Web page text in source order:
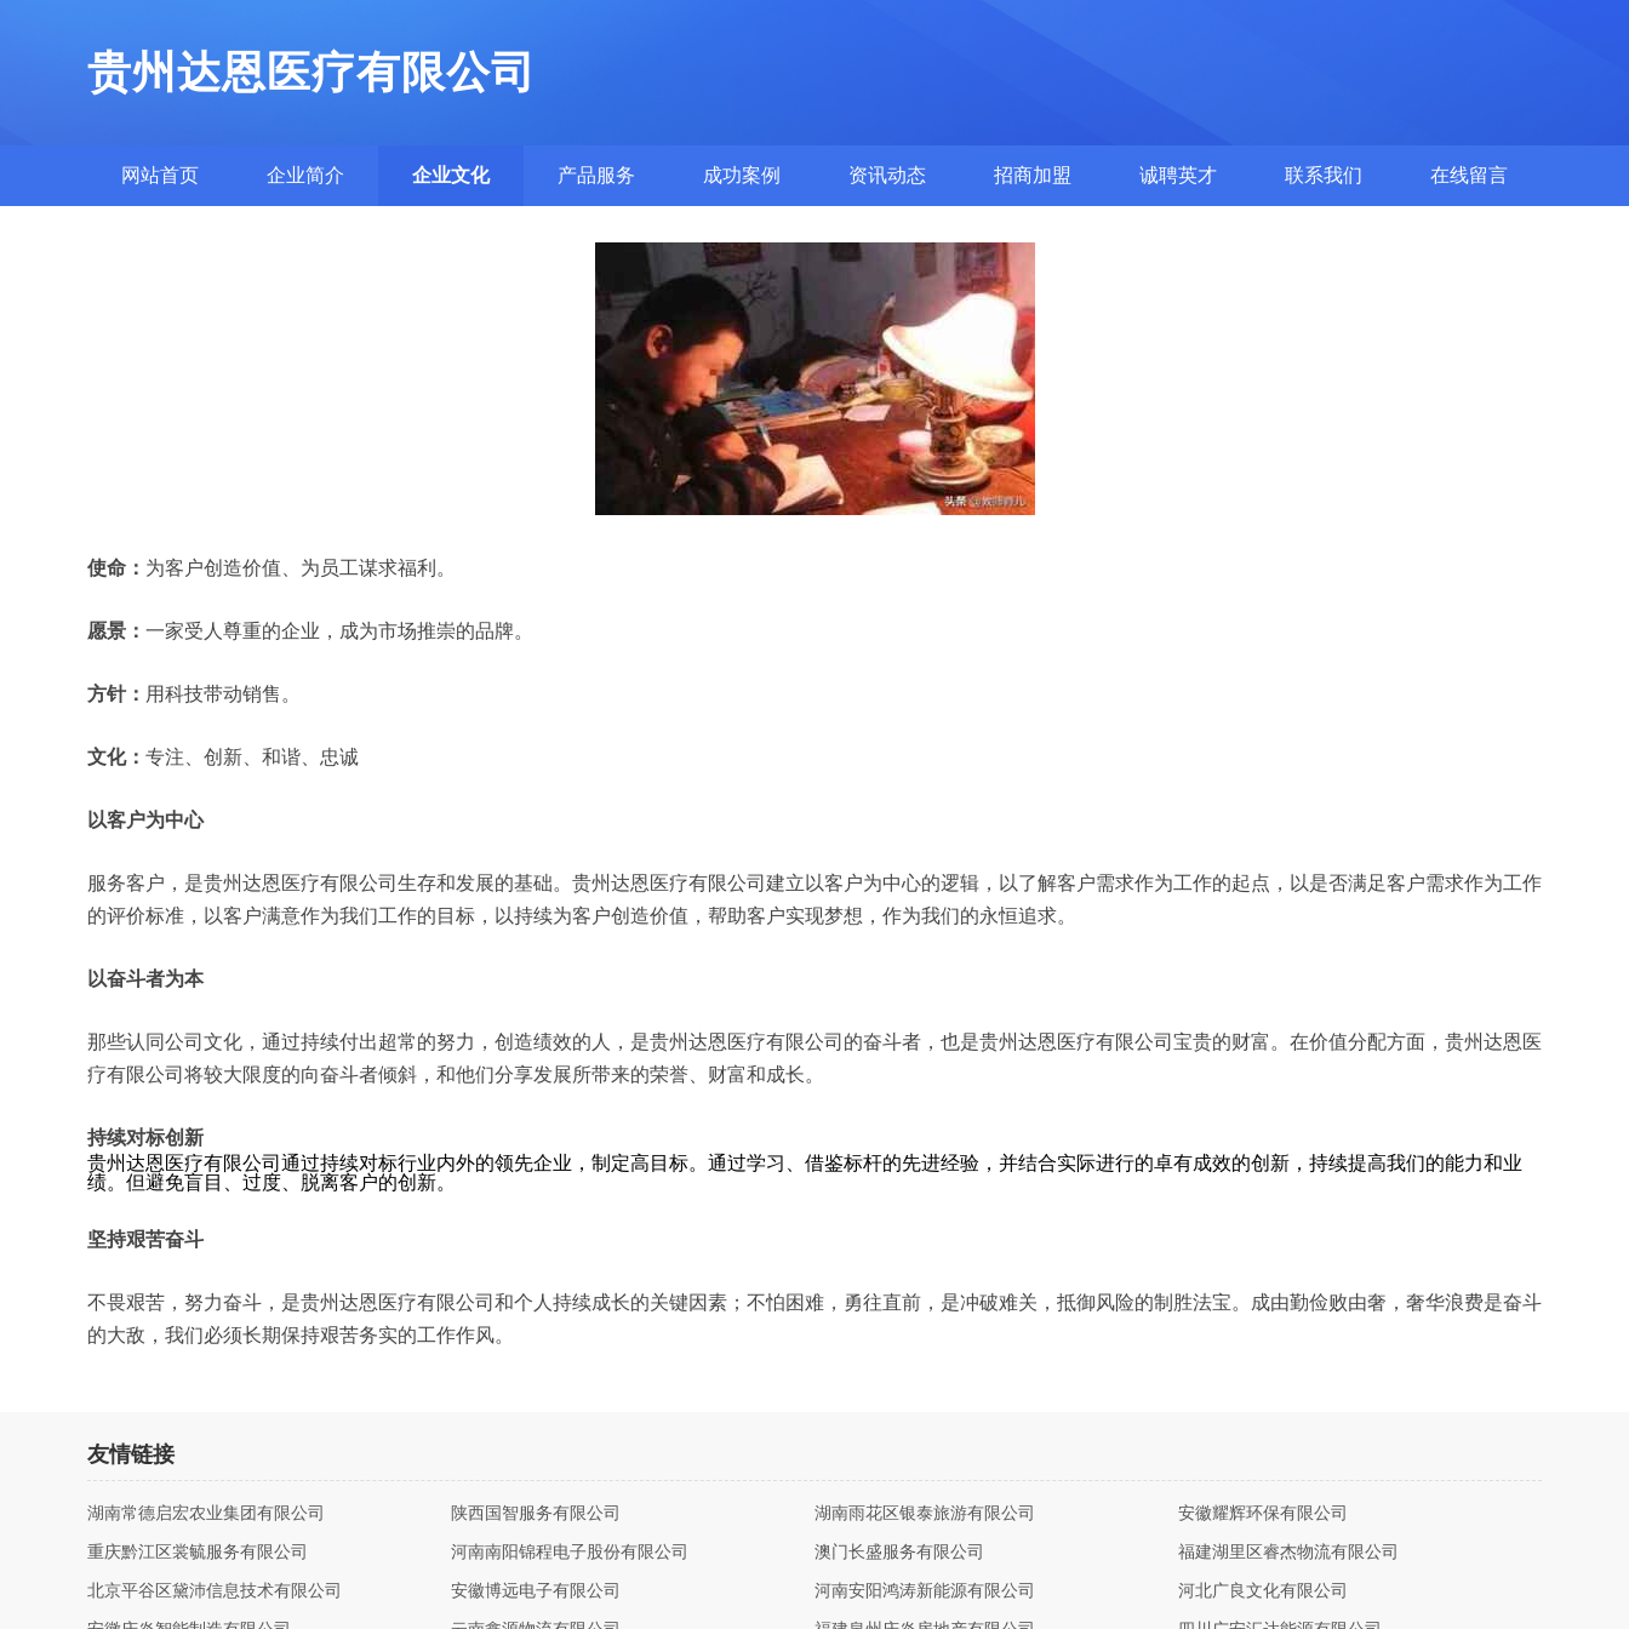
贵州达恩医疗有限公司
网站首页 企业简介 企业文化 产品服务 成功案例 资讯动态 招商加盟 诚聘英才 联系我们 在线留言
使命： 为客户创造价值、为员工谋求福利。
愿景： 一家受人尊重的企业，成为市场推崇的品牌。
方针： 用科技带动销售。
文化： 专注、创新、和谐、忠诚
以客户为中心
服务客户，是贵州达恩医疗有限公司生存和发展的基础。贵州达恩医疗有限公司建立以客户为中心的逻辑，以了解客户需求作为工作的起点，以是否满足客户需求作为工作
的评价标准，以客户满意作为我们工作的目标，以持续为客户创造价值，帮助客户实现梦想，作为我们的永恒追求。
以奋斗者为本
那些认同公司文化，通过持续付出超常的努力，创造绩效的人，是贵州达恩医疗有限公司的奋斗者，也是贵州达恩医疗有限公司宝贵的财富。在价值分配方面，贵州达恩医
疗有限公司将较大限度的向奋斗者倾斜，和他们分享发展所带来的荣誉、财富和成长。
持续对标创新
贵州达恩医疗有限公司通过持续对标行业内外的领先企业，制定高目标。通过学习、借鉴标杆的先进经验，并结合实际进行的卓有成效的创新，持续提高我们的能力和业
绩。但避免盲目、过度、脱离客户的创新。
坚持艰苦奋斗
不畏艰苦，努力奋斗，是贵州达恩医疗有限公司和个人持续成长的关键因素；不怕困难，勇往直前，是冲破难关，抵御风险的制胜法宝。成由勤俭败由奢，奢华浪费是奋斗
的大敌，我们必须长期保持艰苦务实的工作作风。
友情链接
湖南常德启宏农业集团有限公司 陕西国智服务有限公司 湖南雨花区银泰旅游有限公司 安徽耀辉环保有限公司
重庆黔江区裳毓服务有限公司 河南南阳锦程电子股份有限公司 澳门长盛服务有限公司 福建湖里区睿杰物流有限公司
北京平谷区黛沛信息技术有限公司 安徽博远电子有限公司 河南安阳鸿涛新能源有限公司 河北广良文化有限公司